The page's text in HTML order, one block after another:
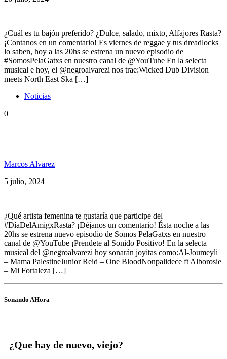
¿Cuál es tu bajón preferido? ¿Dulce, salado, mixto, Alfajores Rasta?
¡Contanos en un comentario! Es viernes de reggae y tus dreadlocks
lo saben, hoy a las 20hs se estrena un nuevo episodio de
#SomosPelaGatxs en nuestro canal de @YouTube En la selecta
musical e hoy, el @negroalvarezi nos trae:Wicked Dub Division
meets North East Ska […]
Noticias
0
Marcos Alvarez
5 julio, 2024
¿Qué artista femenina te gustaría que participe del
#DíaDelAmigxRasta? ¡Déjanos un comentario! Ésta noche a las
20hs se estrena nuevo episodio de Somos PelaGatxs en nuestro
canal de @YouTube ¡Prendete al Sonido Positivo! En la selecta
musical del @negroalvarezi hoy sonarán joyitas como:Al-Joumeyli
– Mama PalestineJunior Reid – One BloodNonpalidece ft Alborosie
– Mi Fortaleza […]
Sonando AHora
¿Que hay de nuevo, viejo?